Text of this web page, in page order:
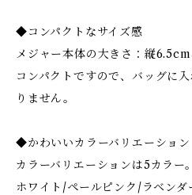
◆コンパクトなサイズ感
メジャー本体の大きさ：縦
コンパクトですので、バッグに
りません。
◆かわいいカラーバリエーション
カラーバリエーションは5カラー。
ホワイト/ペールピンク/ラベン